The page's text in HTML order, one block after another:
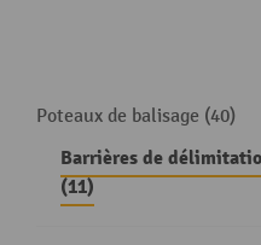
Poteaux de balisage (40)
Barrières de
(11)